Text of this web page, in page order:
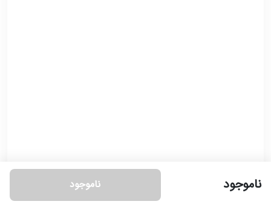
ناموجود ناموجود